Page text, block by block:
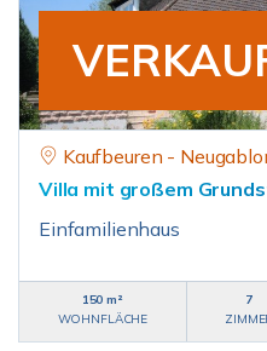
Kaufbeuren -
Villa mit großem
Einfamilienhaus
150 m²
WOHNFLÄCHE
7